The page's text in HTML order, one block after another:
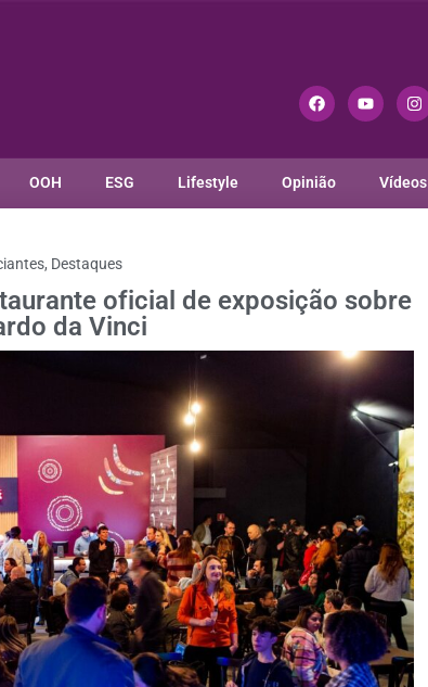
OOH ESG Lifestyle Opinião Vídeos
, Destaques
oficial de exposição sobre
da Vinci